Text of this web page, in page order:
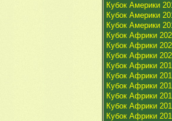
Кубок Америки
Кубок Америки
Кубок Америки
Кубок Африки
Кубок Африки
Кубок Африки
Кубок Африки
Кубок Африки
Кубок Африки
Кубок Африки
Кубок Африки
Кубок Африки